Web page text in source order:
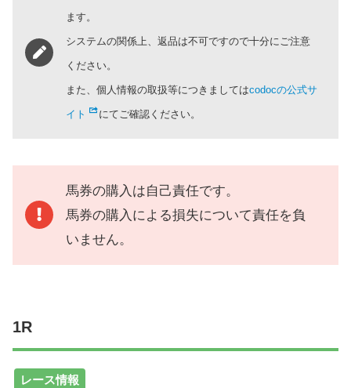
ます。
システムの関係上、返品は不可ですので十分にご注意
ください。
また、個人情報の取扱等につきましてはcodocの公式サ
イト にてご確認ください。
馬券の購入は自己責任です。
馬券の購入による損失について責任を負
いません。
1R
レース情報